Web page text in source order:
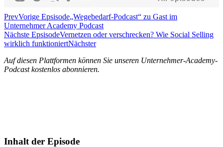
PrevVorige Epsisode„Wegebedarf-Podcast“ zu Gast im
Unternehmer Academy Podcast
Nächste EpsisodeVernetzen oder verschrecken? Wie Social Selling
wirklich funktioniertNächster
Auf diesen Plattformen können Sie unseren Unternehmer-Academy-
Podcast kostenlos abonnieren.
Inhalt der Episode